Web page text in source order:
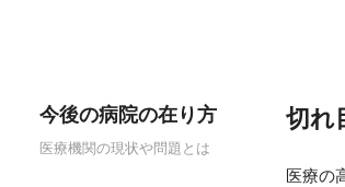
今後の病院の在り方
医療機関の現状や問題とは
切れ
医療の